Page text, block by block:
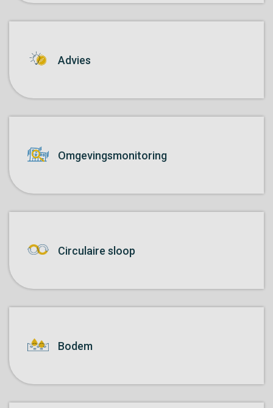
Advies
Omgevings­monitoring
Circulaire sloop
Bodem